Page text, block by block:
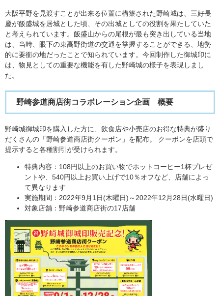
大阪平野を見渡すことが出来る位置に構築された野崎城は、三好長
慶が飯盛城を居城とした頃、その出城としての役割を果たしていた
と考えられています。飯盛山からの尾根が最も突き出している当地
は、当時、眼下の東高野街道の交通を掌握することができる、地勢
的に要衝の地だったことで知られています。今回制作した御城印に
は、物見としての重要な機能を有した野崎城の様子を表現しまし
た。
野崎参道商店街コラボレーション企画 概要
野崎城御城印を購入した方に、飲食店や小売店のお得な特典が盛り
だくさんの「野崎参道商店街クーポン」を配布。 クーポンを店頭で
提示すると各種割引が受けられます。
特典内容：108円以上のお買い物でホットコーヒー1杯プレゼ
ントや、540円以上お買い上げで10％オフなど、店舗によっ
て異なります
実施期間：2022年9月1日(木曜日)～2022年12月28日(水曜日)
対象店舗：野崎参道商店街の17店舗